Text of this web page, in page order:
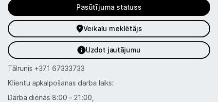
Pasūtījuma statuss
Veikalu meklētājs
Uzdot jautājumu
Tālrunis +371 67333733
Klientu apkalpošanas darba laiks:
Darba dienās 8:00 – 21:00,